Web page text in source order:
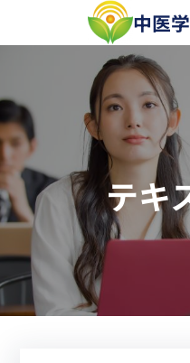
容
ス
キ
ッ
プ
中医
テキ